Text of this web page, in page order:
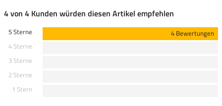
4 von 4 Kunden würden diesen Artikel empfehlen
5 Sterne
4 Bewertungen
4 Sterne
3 Sterne
2 Sterne
1 Stern